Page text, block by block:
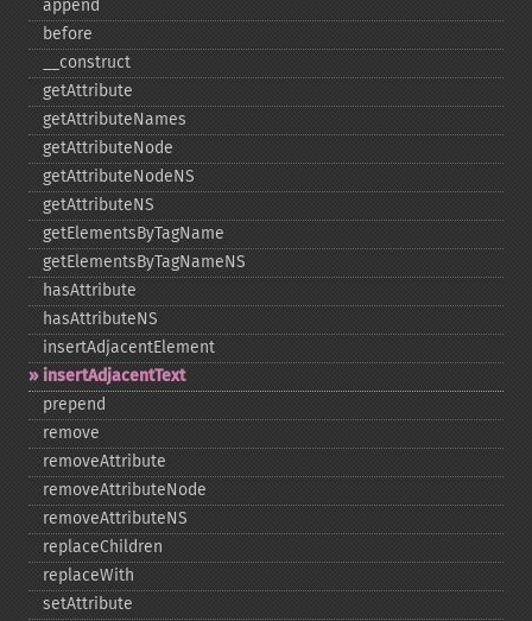
append
before
_​_​construct
getAttribute
getAttributeNames
getAttributeNode
getAttributeNodeNS
getAttributeNS
getElementsByTagName
getElementsByTagNameNS
hasAttribute
hasAttributeNS
insertAdjacentElement
insertAdjacentText
prepend
remove
removeAttribute
removeAttributeNode
removeAttributeNS
replaceChildren
replaceWith
setAttribute